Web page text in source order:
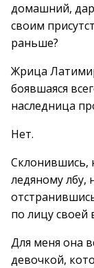
домашний,
своим
раньше?
Жрица
боявшаяся
наследница
Нет.
Склонившись,
ледяному лбу,
по лицу своей
Для меня она
девочкой,